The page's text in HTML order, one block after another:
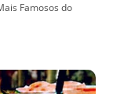
Famosos do